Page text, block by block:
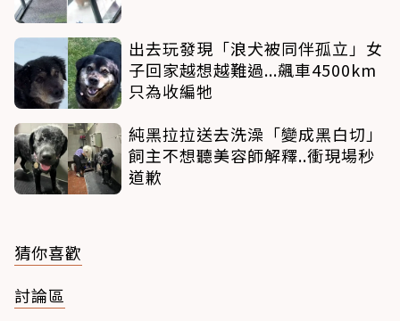
出去玩發現「浪犬被同伴孤立」女
子回家越想越難過...飆車4500km
只為收編牠
純黑拉拉送去洗澡「變成黑白切」
飼主不想聽美容師解釋..衝現場秒
道歉
猜你喜歡
討論區